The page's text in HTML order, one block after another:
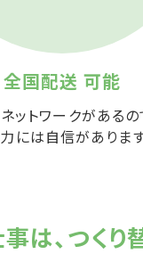
全国配送 可能
ットワークがあるの
には自信があります
は、つくり